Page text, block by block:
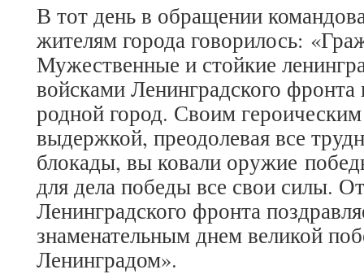
В тот день в обращении
жителям города говорилось:
Мужественные и стойкие
войсками Ленинградского
родной город. Своим
выдержкой, преодолевая все
блокады, вы ковали оружие
для дела победы все свои силы.
Ленинградского фронта
знаменательным днем великой
Ленинградом».